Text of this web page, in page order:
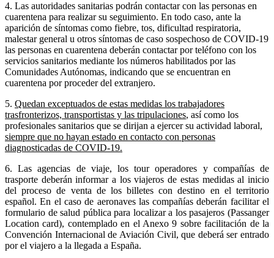
4. Las autoridades sanitarias podrán contactar con las personas en
cuarentena para realizar su seguimiento. En todo caso, ante la
aparición de síntomas como fiebre, tos, dificultad respiratoria,
malestar general u otros síntomas de caso sospechoso de COVID-19
las personas en cuarentena deberán contactar por teléfono con los
servicios sanitarios mediante los números habilitados por las
Comunidades Autónomas, indicando que se encuentran en
cuarentena por proceder del extranjero.
5. Quedan exceptuados de estas medidas los trabajadores
trasfronterizos, transportistas y las tripulaciones, así como los
profesionales sanitarios que se dirijan a ejercer su actividad laboral,
siempre que no hayan estado en contacto con personas
diagnosticadas de COVID-19.
6. Las agencias de viaje, los tour operadores y compañías de
trasporte deberán informar a los viajeros de estas medidas al inicio
del proceso de venta de los billetes con destino en el territorio
español. En el caso de aeronaves las compañías deberán facilitar el
formulario de salud pública para localizar a los pasajeros (Passanger
Location card), contemplado en el Anexo 9 sobre facilitación de la
Convención Internacional de Aviación Civil, que deberá ser entrado
por el viajero a la llegada a España.